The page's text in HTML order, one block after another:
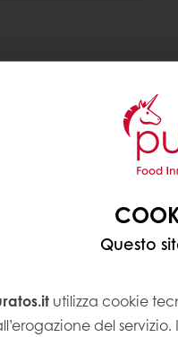
Questo
utilizza cookie
del